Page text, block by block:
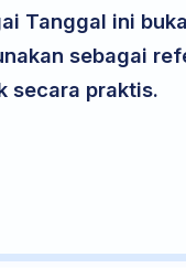
Tanggal ini
sebagai
secara praktis.